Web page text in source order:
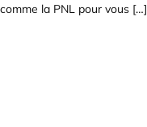
la PNL pour vous […]